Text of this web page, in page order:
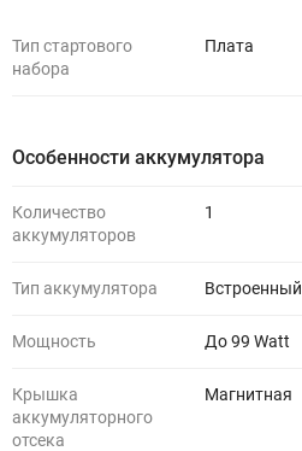
Тип стартового
набора
Плата
Особенности аккумулятора
Количество
аккумуляторов
1
Тип аккумулятора Встроенный
Мощность До 99 Watt
Крышка
аккумуляторного
отсека
Магнитная